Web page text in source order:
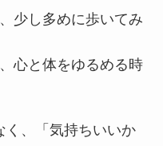
少し多めに歩いてみ
心と体をゆるめる時
く、「気持ちいいか